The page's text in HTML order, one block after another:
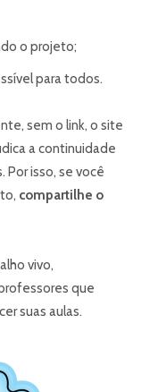
o projeto;
para todos.
sem o link, o site
a continuidade
isso, se você
compartilhe o
vivo,
que
suas aulas.